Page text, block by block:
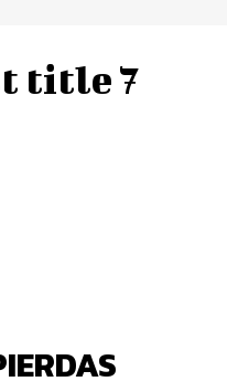
title 7